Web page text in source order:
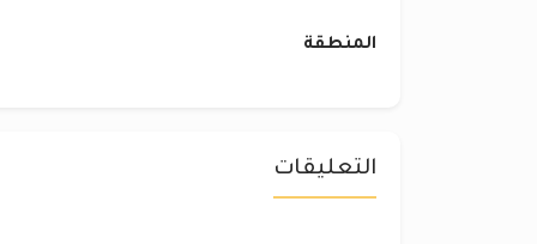
المنطقة
التعليقات